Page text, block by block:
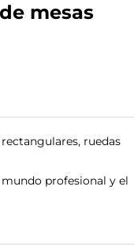
mesas
ruedas
profesional y el